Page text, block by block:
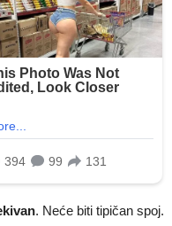
. Neće biti tipičan spoj.